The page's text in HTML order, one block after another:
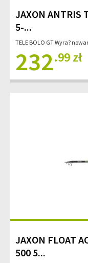
JAXON ANTRIS
5-...
TELE BOLO GT Wyra?
232.99 zł
JAXON FLOAT
500 5...